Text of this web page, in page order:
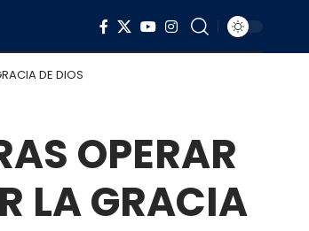
DE DIOS
OPERAR
LA GRACIA